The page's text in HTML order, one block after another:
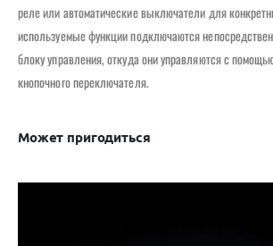
реле или автоматические выключатели для
используемые функции подключаются
блоку управления, откуда они управляются с
кнопочного переключателя.
Может пригодиться